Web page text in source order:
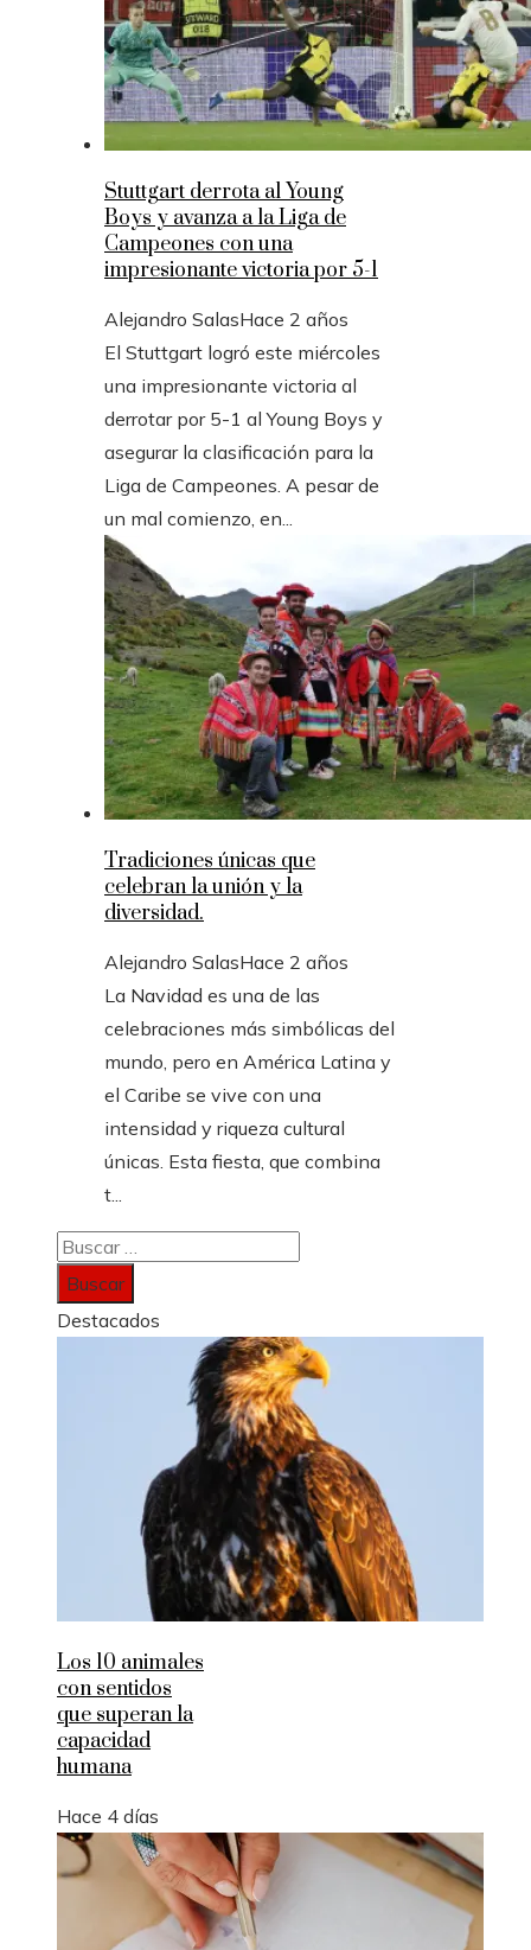
Stuttgart derrota al Young
Boys y avanza a la Liga de
Campeones con una
impresionante victoria por 5-1
Alejandro SalasHace 2 años
El Stuttgart logró este miércoles
una impresionante victoria al
derrotar por 5-1 al Young Boys y
asegurar la clasificación para la
Liga de Campeones. A pesar de
un mal comienzo, en...
Tradiciones únicas que
celebran la unión y la
diversidad.
Alejandro SalasHace 2 años
La Navidad es una de las
celebraciones más simbólicas del
mundo, pero en América Latina y
el Caribe se vive con una
intensidad y riqueza cultural
únicas. Esta fiesta, que combina
t...
Buscar:
Destacados
Los 10 animales
con sentidos
que superan la
capacidad
humana
Hace 4 días